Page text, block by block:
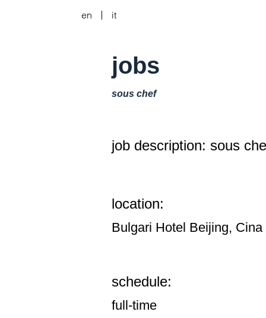
en it
jobs
sous chef
job description: sous
location:
Bulgari Hotel Beijing, Cina
schedule:
full-time